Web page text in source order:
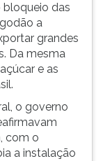
bloqueio das
a
grandes
Da mesma
e as
o governo
com o
a instalação